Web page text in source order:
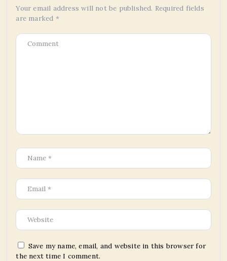
Your email address will not be published. Required fields
are marked *
Save my name, email, and website in this browser for
the next time I comment.